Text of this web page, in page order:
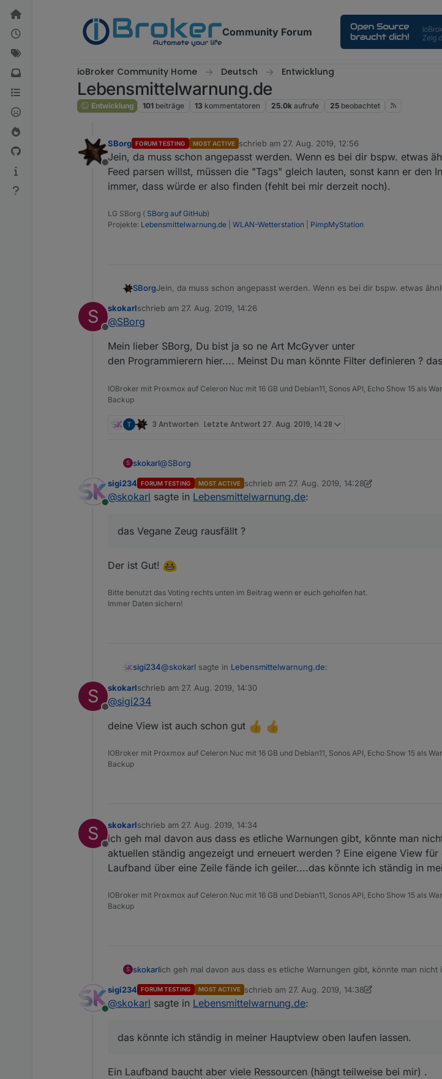
Weiter zum Inhalt
Community Forum
ioBroker Community Home Deutsch Entwicklung
Lebensmittelwarnung.de
Entwicklung 101 beiträge 13 kommentatoren 25.0k aufrufe 25 beobachtet
Offline
SBorg FORUM TESTING MOST ACTIVE schrieb am 27. Aug. 2019, 12:56
zuletzt editiert von
Jein, da muss schon angepasst werden. Wenn es bei dir bspw. etwas
Feed parsen willst, müssen die "Tags" gleich lauten, sonst kann er den
immer, dass würde er also finden (fehlt bei mir derzeit noch).
LG SBorg ( SBorg auf GitHub)
Projekte: Lebensmittelwarnung.de WLAN-Wetterstation PimpMyStation
SBorgJein, da muss schon angepasst werden. Wenn es bei dir bspw. etwas
er also finden (fehlt bei mir derzeit noch).
S
Offline
skokarlschrieb am 27. Aug. 2019, 14:26
zuletzt editiert von
@SBorg
Mein lieber SBorg, Du bist ja so ne Art McGyver unter
den Programmierern hier.... Meinst Du man könnte Filter definieren ?
IOBroker mit Proxmox auf Celeron Nuc mit 16 GB und Debian11, Sonos API, Echo Show 15 als
Backup
3 Antworten Letzte Antwort 27. Aug. 2019, 14:28
S skokarl@SBorg
Mein lieber SBorg, Du bist ja so ne Art McGyver unter
den Programmierern hier.... Meinst Du man könnte Filter definieren ?
Online
sigi234 FORUM TESTING MOST ACTIVE schrieb am 27. Aug. 2019, 14:28
zuletzt editiert von sigi234
@skokarl sagte in Lebensmittelwarnung.de:
das Vegane Zeug rausfällt ?
Der ist Gut!
Bitte benutzt das Voting rechts unten im Beitrag wenn er euch geholfen hat.
Immer Daten sichern!
sigi234@skokarl sagte in Lebensmittelwarnung.de:
Der ist Gut!
S
Offline
skokarlschrieb am 27. Aug. 2019, 14:30
zuletzt editiert von
@sigi234
deine View ist auch schon gut
IOBroker mit Proxmox auf Celeron Nuc mit 16 GB und Debian11, Sonos API, Echo Show 15 als
Backup
S
Offline
skokarlschrieb am 27. Aug. 2019, 14:34
zuletzt editiert von
ich geh mal davon aus dass es etliche Warnungen gibt, könnte man
aktuellen ständig angezeigt und erneuert werden ? Eine eigene View
Laufband über eine Zeile fände ich geiler....das könnte ich ständig in
IOBroker mit Proxmox auf Celeron Nuc mit 16 GB und Debian11, Sonos API, Echo Show 15 als
Backup
S skokarlich geh mal davon aus dass es etliche Warnungen gibt, könnte man
Laufband über eine Zeile fände ich geiler....das könnte ich ständig in
Online
sigi234 FORUM TESTING MOST ACTIVE schrieb am 27. Aug. 2019, 14:38
zuletzt editiert von sigi234
@skokarl sagte in Lebensmittelwarnung.de:
das könnte ich ständig in meiner Hauptview oben laufen lassen.
Ein Laufband baucht aber viele Ressourcen (hängt teilweise bei mir) .